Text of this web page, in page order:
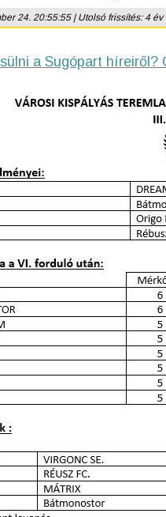
24. 20:55:55 | Utolsó frissítés: 4 év
a Sugópart